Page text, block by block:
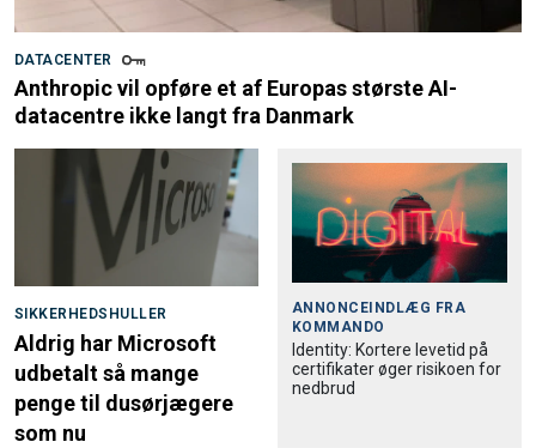
DATACENTER
Anthropic vil opføre et af Europas største AI-
datacentre ikke langt fra Danmark
SIKKERHEDSHULLER
Aldrig har Microsoft
udbetalt så mange
penge til dusørjægere
som nu
ANNONCEINDLÆG FRA
KOMMANDO
Identity: Kortere levetid på
certifikater øger risikoen for
nedbrud